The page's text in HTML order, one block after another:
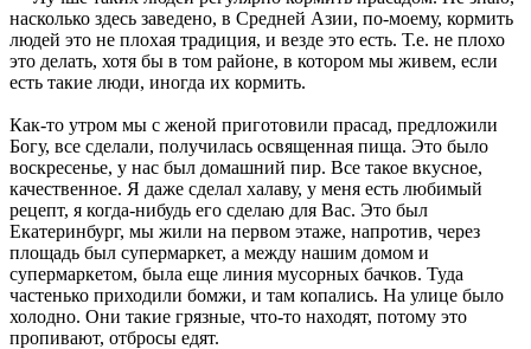
насколько здесь заведено, в Средней Азии, по-моему, кормить
людей это не плохая традиция, и везде это есть. Т.е. не плохо
это делать, хотя бы в том районе, в котором мы живем, если
есть такие люди, иногда их кормить.
Как-то утром мы с женой приготовили прасад, предложили
Богу, все сделали, получилась освященная пища. Это было
воскресенье, у нас был домашний пир. Все такое вкусное,
качественное. Я даже сделал халаву, у меня есть любимый
рецепт, я когда-нибудь его сделаю для Вас. Это был
Екатеринбург, мы жили на первом этаже, напротив, через
площадь был супермаркет, а между нашим домом и
супермаркетом, была еще линия мусорных бачков. Туда
частенько приходили бомжи, и там копались. На улице было
холодно. Они такие грязные, что-то находят, потому это
пропивают, отбросы едят.